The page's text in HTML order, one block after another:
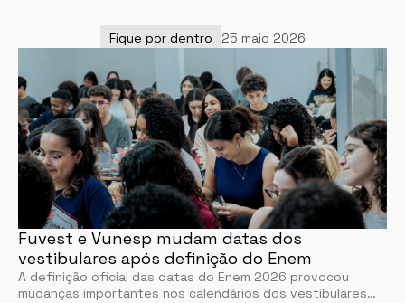
Fique por dentro 25 maio 2026
Fuvest e Vunesp mudam datas dos
vestibulares após definição do Enem
A definição oficial das datas do Enem 2026 provocou
mudanças importantes nos calendários dos vestibulares…